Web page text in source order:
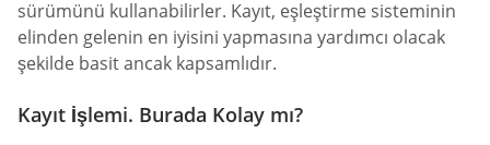
sürümünü kullanabilirler. Kayıt, eşleştirme sisteminin
elinden gelenin en iyisini yapmasına yardımcı olacak
şekilde basit ancak kapsamlıdır.
Kayıt İşlemi. Burada Kolay mı?